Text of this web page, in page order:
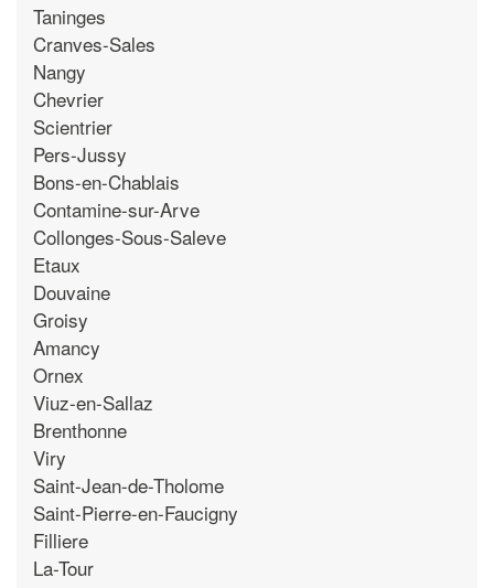
Taninges
Cranves-Sales
Nangy
Chevrier
Scientrier
Pers-Jussy
Bons-en-Chablais
Contamine-sur-Arve
Collonges-Sous-Saleve
Etaux
Douvaine
Groisy
Amancy
Ornex
Viuz-en-Sallaz
Brenthonne
Viry
Saint-Jean-de-Tholome
Saint-Pierre-en-Faucigny
Filliere
La-Tour